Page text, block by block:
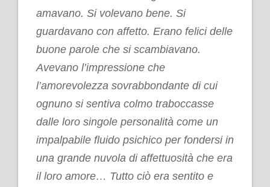
amavano. Si volevano bene. Si
guardavano con affetto. Erano felici delle
buone parole che si scambiavano.
Avevano l’impressione che
l’amorevolezza sovrabbondante di cui
ognuno si sentiva colmo traboccasse
dalle loro singole personalità come un
impalpabile fluido psichico per fondersi in
una grande nuvola di affettuosità che era
il loro amore… Tutto ciò era sentito e